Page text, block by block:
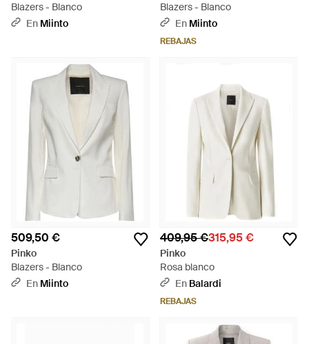
Blazers - Blanco
En Miinto
Blazers - Blanco
En Miinto
REBAJAS
509,50 €
Pinko
Blazers - Blanco
En Miinto
409,95 €315,95 €
Pinko
Rosa blanco
En Balardi
REBAJAS